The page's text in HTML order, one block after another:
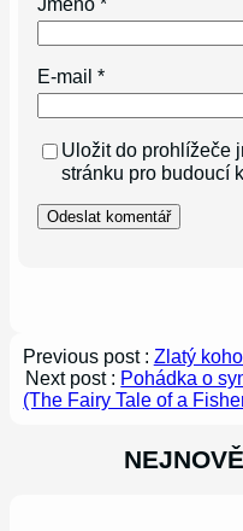
E-mail*
Uložit do prohlížeče
stránku pro budoucí
Previous post : Zlatý
Next post : Pohádka o
(The Fairy Tale of a